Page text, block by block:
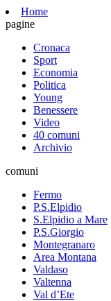
Home
pagine
Cronaca
Sport
Economia
Politica
Young
Benessere
Video
40 comuni
Archivio
comuni
Fermo
P.S.Elpidio
S.Elpidio a Mare
P.S.Giorgio
Montegranaro
Area Montana
Valdaso
Valtenna
Val d’Ete